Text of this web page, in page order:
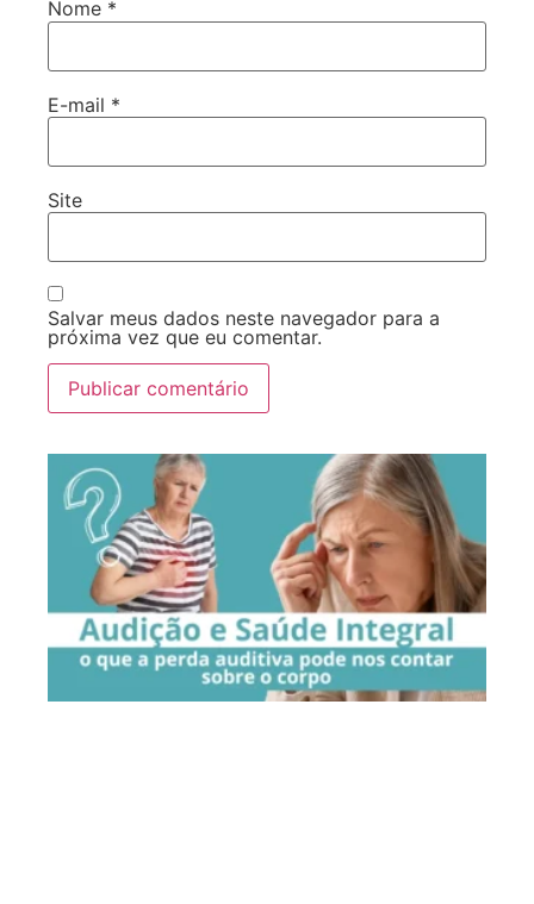
Nome *
E-mail *
Site
Salvar meus dados neste navegador para a
próxima vez que eu comentar.